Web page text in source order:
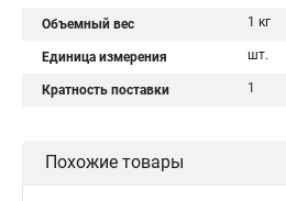
Объемный вес 1 кг
Единица измерения шт.
Кратность поставки 1
Похожие товары